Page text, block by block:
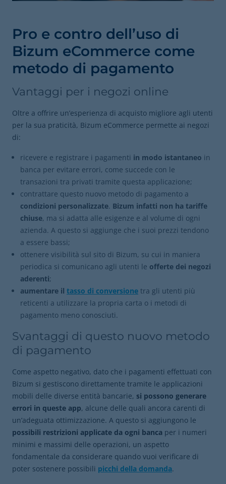
Pro e contro dell’uso di
Bizum eCommerce come
metodo di pagamento
Vantaggi per i negozi online
Oltre a offrire un’esperienza di acquisto migliore agli utenti
per la sua praticità, Bizum eCommerce permette ai negozi
di:
ricevere e registrare i pagamenti in modo istantaneo in
banca per evitare errori, come succede con le
transazioni tra privati tramite questa applicazione;
contrattare questo nuovo metodo di pagamento a
condizioni personalizzate. Bizum infatti non ha tariffe
chiuse, ma si adatta alle esigenze e al volume di ogni
azienda. A questo si aggiunge che i suoi prezzi tendono
a essere bassi;
ottenere visibilità sul sito di Bizum, su cui in maniera
periodica si comunicano agli utenti le offerte dei negozi
aderenti;
aumentare il tasso di conversione tra gli utenti più
reticenti a utilizzare la propria carta o i metodi di
pagamento meno conosciuti.
Svantaggi di questo nuovo metodo
di pagamento
Come aspetto negativo, dato che i pagamenti effettuati con
Bizum si gestiscono direttamente tramite le applicazioni
mobili delle diverse entità bancarie, si possono generare
errori in queste app, alcune delle quali ancora carenti di
un’adeguata ottimizzazione. A questo si aggiungono le
possibili restrizioni applicate da ogni banca per i numeri
minimi e massimi delle operazioni, un aspetto
fondamentale da considerare quando vuoi verificare di
poter sostenere possibili picchi della domanda.